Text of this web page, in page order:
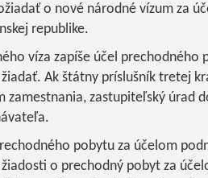
o nové národné vízum za
republike.
víza zapíše účel
Ak štátny príslušník tretej
zamestnania, zastupiteľský úrad
pobytu za účelom
o prechodný pobyt za